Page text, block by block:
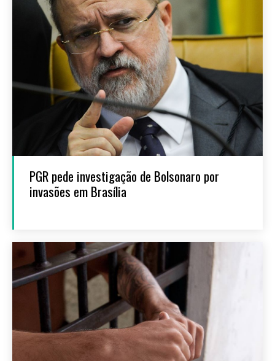
PGR pede investigação de Bolsonaro por
invasões em Brasília